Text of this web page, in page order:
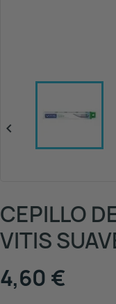

CEPILLO
VITIS
4,60 €